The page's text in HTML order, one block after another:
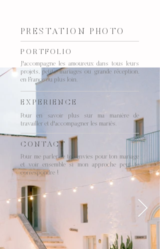
PRESTATION PHOTO
PORTFOLIO
J'accompagne les amoureux dans tous leurs
projets, petits mariages ou grande réception,
en France ou plus loin.
EXPERIENCE
Pour en savoir plus sur ma manière de
travailler et d'accompagner les mariés.
CONTACT
Pour me parler de tes envies pour ton mariage
et voir ensemble si mon approche peut te
correspondre !